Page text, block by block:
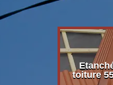
toiture